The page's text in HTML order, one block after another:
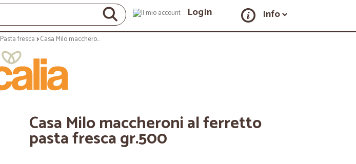
LogIn Info
Pasta fresca Casa Milo maccheroni al ferretto pasta fresca gr.500
Casa Milo maccheroni al ferretto
pasta fresca gr.500